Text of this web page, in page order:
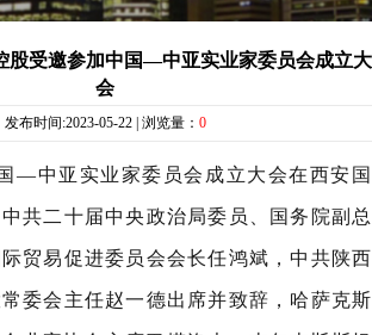
股受邀参加中国—中亚实业家委员会成立大
会
发布时间:2023-05-22 | 浏览量： 0
—中亚实业家委员会成立大会在西安国
共二十届中央政治局委员、国务院副总
贸易促进委员会会长任鸿斌，中共陕西
委会主任赵一德出席并致辞，哈萨克斯